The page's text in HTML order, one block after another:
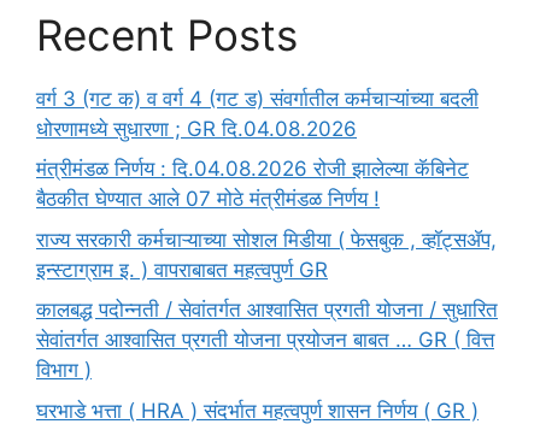
Recent Posts
वर्ग 3 (गट क) व वर्ग 4 (गट ड) संवर्गातील कर्मचाऱ्यांच्या बदली
धोरणामध्ये सुधारणा ; GR दि.04.08.2026
मंत्रीमंडळ निर्णय : दि.04.08.2026 रोजी झालेल्या कॅबिनेट
बैठकीत घेण्यात आले 07 मोठे मंत्रीमंडळ निर्णय !
राज्य सरकारी कर्मचाऱ्याच्या सोशल मिडीया ( फेसबुक , व्हॉट्सॲप,
इन्स्टाग्राम इ. ) वापराबाबत महत्वपुर्ण GR
कालबद्ध पदोन्नती / सेवांतर्गत आश्वासित प्रगती योजना / सुधारित
सेवांतर्गत आश्वासित प्रगती योजना प्रयोजन बाबत … GR ( वित्त
विभाग )
घरभाडे भत्ता ( HRA ) संदर्भात महत्वपुर्ण शासन निर्णय ( GR )